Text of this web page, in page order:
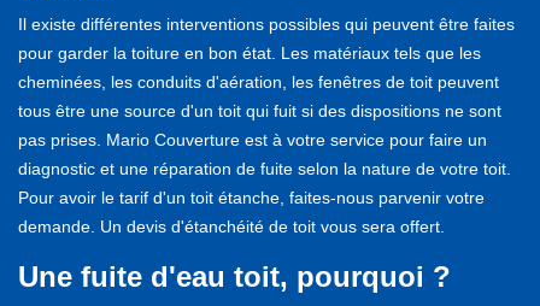
Il existe différentes interventions possibles qui peuvent être faites
pour garder la toiture en bon état. Les matériaux tels que les
cheminées, les conduits d'aération, les fenêtres de toit peuvent
tous être une source d'un toit qui fuit si des dispositions ne sont
pas prises. Mario Couverture est à votre service pour faire un
diagnostic et une réparation de fuite selon la nature de votre toit.
Pour avoir le tarif d'un toit étanche, faites-nous parvenir votre
demande. Un devis d'étanchéité de toit vous sera offert.
Une fuite d'eau toit, pourquoi ?